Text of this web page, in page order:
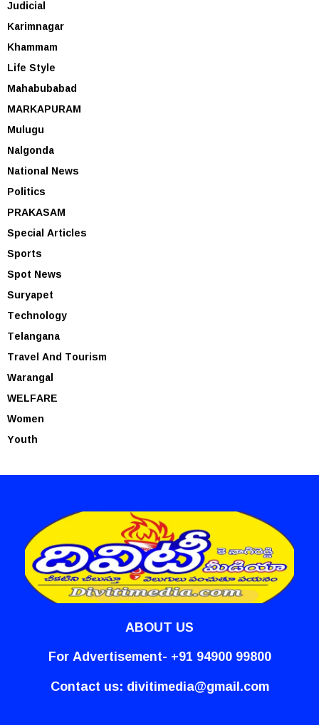
Judicial
Karimnagar
Khammam
Life Style
Mahabubabad
MARKAPURAM
Mulugu
Nalgonda
National News
Politics
PRAKASAM
Special Articles
Sports
Spot News
Suryapet
Technology
Telangana
Travel And Tourism
Warangal
WELFARE
Women
Youth
ABOUT US
For Advertisement- +91 94900 99800
Contact us: divitimedia@gmail.com